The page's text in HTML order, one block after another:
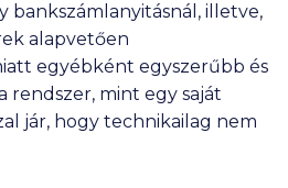
bankszámlanyitásnál, illetve,
alapvetően
egyébként egyszerűbb és
rendszer, mint egy saját
jár, hogy technikailag nem